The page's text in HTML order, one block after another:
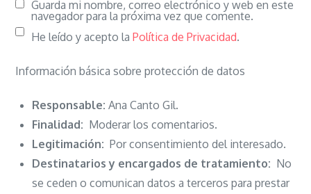
Guarda mi nombre, correo electrónico y web en este
navegador para la próxima vez que comente.
He leído y acepto laPolítica de Privacidad.
Información básica sobre protección de datos
Responsable: Ana Canto Gil.
Finalidad: Moderar los comentarios.
Legitimación: Por consentimiento del interesado.
Destinatarios y encargados de tratamiento: No
se ceden o comunican datos a terceros para prestar